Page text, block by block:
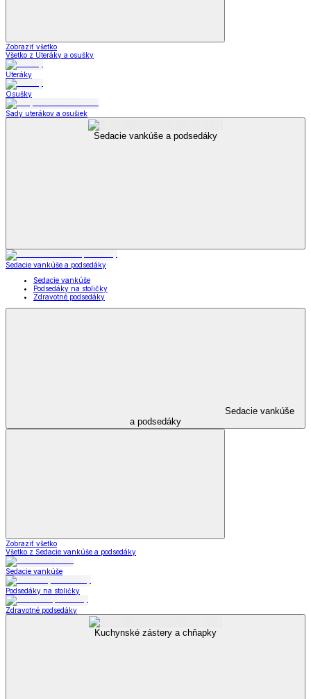
Zobraziť všetko
Všetko z Uteráky a osušky
Uteráky
Osušky
Sady uterákov a osušiek
Sedacie vankúše a podsedáky
Sedacie vankúše a podsedáky
Sedacie vankúše
Podsedáky na stoličky
Zdravotné podsedáky
Sedacie vankúše
a podsedáky
Zobraziť všetko
Všetko z Sedacie vankúše a podsedáky
Sedacie vankúše
Podsedáky na stoličky
Zdravotné podsedáky
Kuchynské zástery a chňapky